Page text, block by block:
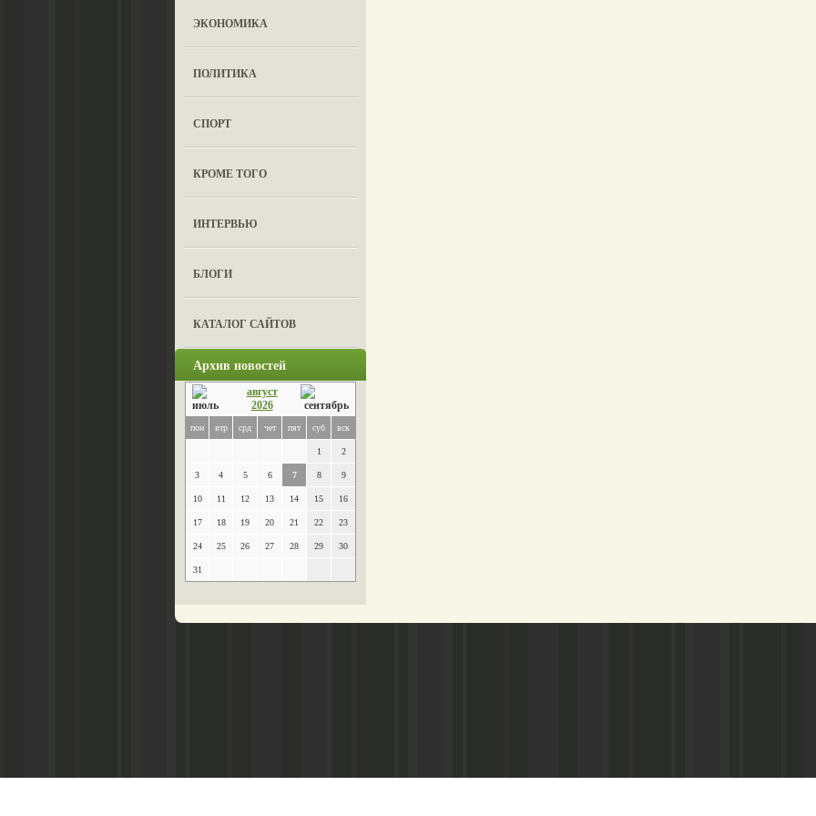
ЭКОНОМИКА
ПОЛИТИКА
СПОРТ
КРОМЕ ТОГО
ИНТЕРВЬЮ
БЛОГИ
КАТАЛОГ САЙТОВ
Архив новостей
август
2026
пон втр срд чет пят суб вск
1 2
3 4 5 6 7 8 9
10 11 12 13 14 15 16
17 18 19 20 21 22 23
24 25 26 27 28 29 30
31